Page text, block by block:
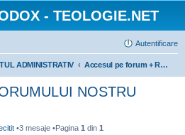
- TEOLOGIE.NET
Autentificare
ADMINISTRATIV Accesul pe forum + Regulamentul
NOSTRU
•3 mesaje •Pagina1 din1